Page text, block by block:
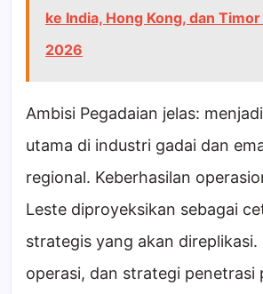
ke India, Hong Kong, dan
2026
Ambisi Pegadaian jelas:
utama di industri gadai dan
regional. Keberhasilan
Leste diproyeksikan sebagai
strategis yang akan direplikasi.
operasi, dan strategi penetrasi